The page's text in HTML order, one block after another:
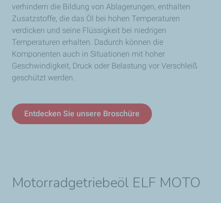
verhindern die Bildung von Ablagerungen, enthalten
Zusatzstoffe, die das Öl bei hohen Temperaturen
verdicken und seine Flüssigkeit bei niedrigen
Temperaturen erhalten. Dadurch können die
Komponenten auch in Situationen mit hoher
Geschwindigkeit, Druck oder Belastung vor Verschleiß
geschützt werden.
Entdecken Sie unsere Broschüre
Motorradgetriebeöl ELF MOTO